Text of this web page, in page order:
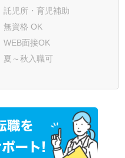
託児所・育児補助
無資格 OK
WEB面接OK
夏～秋入職可